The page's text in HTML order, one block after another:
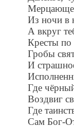
Из ночи в
А вкруг
Кресты по
Гробы
И
Где
Воздвиг
Где
Сам Бог-